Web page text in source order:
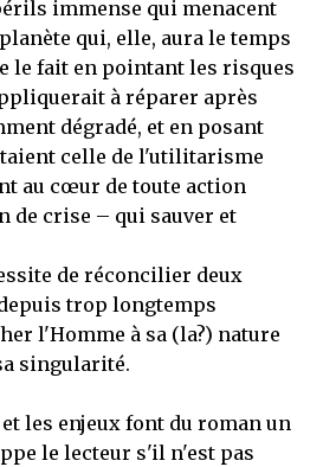
immense qui menacent
qui, elle, aura le temps
le fait en pointant les risques
à réparer après
dégradé, et en posant
celle de l'utilitarisme
au cœur de toute action
de crise – qui sauver et
de réconcilier deux
trop longtemps
l'Homme à sa (la?) nature
singularité.
les enjeux font du roman un
le lecteur s'il n'est pas